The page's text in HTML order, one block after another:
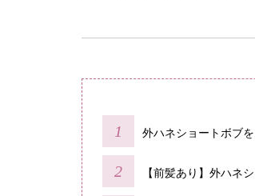
外ハネショートボブ
【前髪あり】外ハネ